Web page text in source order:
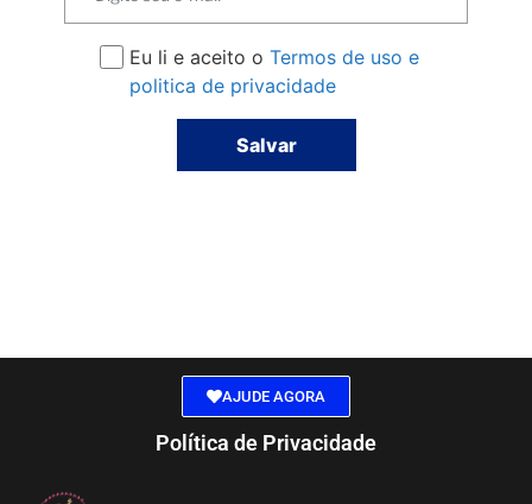
Eu li e aceito o Termos de uso e
politica de privacidade
Salvar
AJUDE AGORA
Política de Privacidade